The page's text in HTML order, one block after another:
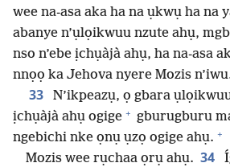
wee na-asa aka ha na ụkwụ ha na
abanye n’ụlọikwuu nzute ahụ,
nso n’ebe ịchụàjà ahụ, ha na-asa
nnọọ ka Jehova nyere Mozis
33
N’ikpeazụ, ọ gbara
ịchụàjà ahụ ogige + gburugburu
ngebichi nke ọnụ ụzọ ogige ahụ. +
Mozis wee rụchaa ọrụ ahụ. 34